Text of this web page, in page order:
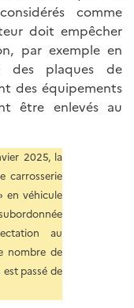
comme
doit empêcher
par exemple en
des plaques de
des équipements
être enlevés au
2025, la
carrosserie
en véhicule
au
nombre de
est passé de